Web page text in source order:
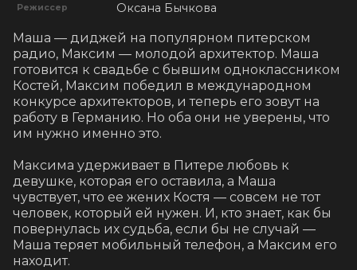
Режиссер Оксана Бычкова
Маша — диджей на популярном питерском
радио, Максим — молодой архитектор. Маша
готовится к свадьбе с бывшим одноклассником
Костей, Максим победил в международном
конкурсе архитекторов, и теперь его зовут на
работу в Германию. Но оба они не уверены, что
им нужно именно это.
Максима удерживает в Питере любовь к
девушке, которая его оставила, а Маша
чувствует, что ее жених Костя — совсем не тот
человек, который ей нужен. И, кто знает, как бы
повернулась их судьба, если бы не случай —
Маша теряет мобильный телефон, а Максим его
находит.